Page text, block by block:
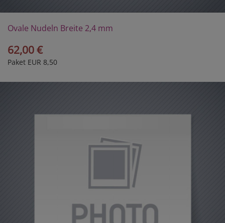
Ovale Nudeln Breite 2,4 mm
62,00 €
Paket EUR 8,50